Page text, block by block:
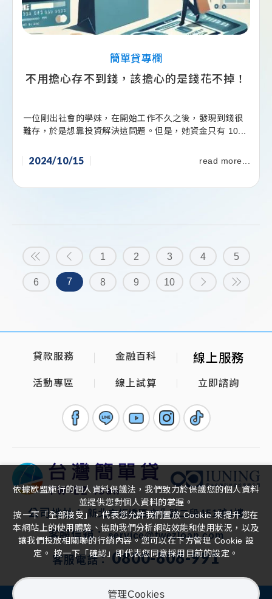
簡單貸專欄
不用擔心存不到錢，該擔心的是錢花不掉！
一位剛出社會的學妹，在開始工作不久之後，發現到錢很
難存，於是想靠投資解決這問題。但是，她資金只有 10...
2024/10/15 read more...
1 2 3 4 5
6 7 8 9 10
貸款服務 金融百科 線上服務
活動專區 線上試算 立即諮詢
公司地址： 新北市板橋區文化路二段451號4樓
客服信箱： service@twezloan.com
客服電話： 0800-808-991
依據歐盟施行的個人資料保護法，我們致力於保護您的個人資料
並提供您對個人資料的掌握。
按一下「全部接受」，代表您允許我們置放 Cookie 來提升您在
本網站上的使用體驗、協助我們分析網站效能和使用狀況，以及
讓我們投放相關聯的行銷內容。您可以在下方管理 Cookie 設
定。 按一下「確認」即代表您同意採用目前的設定。
管理Cookies